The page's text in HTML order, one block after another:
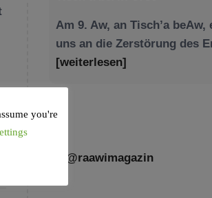
@raawimagazin
you're